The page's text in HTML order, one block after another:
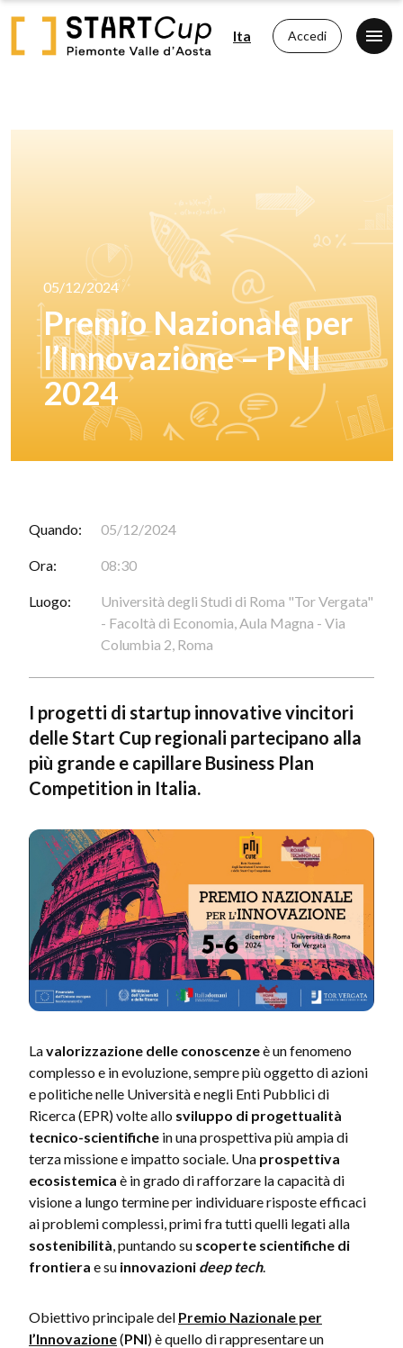
Ita Accedi
05/12/2024
Premio Nazionale per
l’Innovazione – PNI
2024
Quando: 05/12/2024
Ora: 08:30
Luogo:
Università degli Studi di Roma "Tor Vergata"
- Facoltà di Economia, Aula Magna - Via
Columbia 2, Roma
I progetti di startup innovative vincitori
delle Start Cup regionali partecipano alla
più grande e capillare Business Plan
Competition in Italia.
Lavalorizzazione delle conoscenzeè un fenomeno
complesso e in evoluzione, sempre più oggetto di azioni
e politiche nelle Università e negli Enti Pubblici di
Ricerca (EPR) volte allo sviluppo di progettualità
tecnico-scientifiche in una prospettiva più ampia di
terza missione e impatto sociale. Una prospettiva
ecosistemica è in grado di rafforzare la capacità di
visione a lungo termine per individuare risposte efficaci
ai problemi complessi, primi fra tutti quelli legati alla
sostenibilità , puntando su scoperte scientifiche di
frontiera e su innovazioni deep tech.
Obiettivo principale del Premio Nazionale per
l’Innovazione(PNI) è quello di rappresentare un